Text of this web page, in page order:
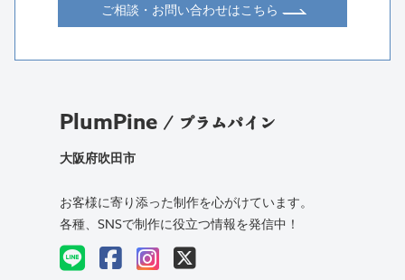
ご相談・お問い合わせはこちら
PlumPine / プラムパイン
大阪府吹田市
お客様に寄り添った制作を心がけています。
各種、SNSで制作に役立つ情報を発信中！